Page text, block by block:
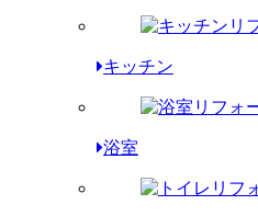
キッチン
浴室